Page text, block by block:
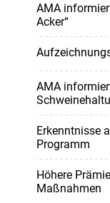
AMA
Acker“
AMA
Erkenntnisse
Programm
Höhere
Maßnahmen